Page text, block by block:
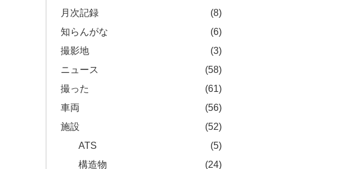
月次記録
(8)
知らんがな
(6)
撮影地
(3)
ニュース
(58)
撮った
(61)
車両
(56)
施設
(52)
ATS
(5)
構造物
(24)